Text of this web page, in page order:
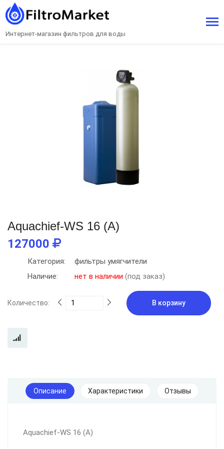
Интернет-магазин фильтров для воды
Aquachief-WS 16 (А)
127000
Категория:
фильтры умягчители
Наличие:
нет в наличии (под заказ)
Количество: В корзину
Описание Характеристики Отзывы
Aquachief-WS 16 (А)